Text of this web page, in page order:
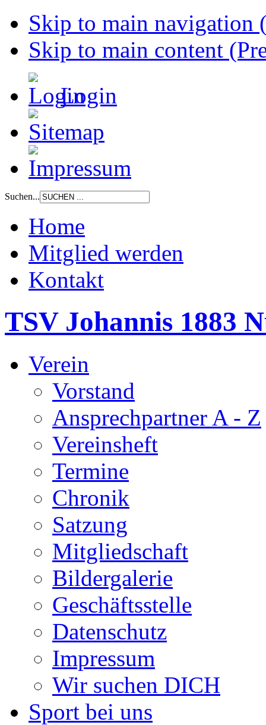
Skip to main navigation
Skip to main content
Login
Suchen...
Home
Mitglied werden
Kontakt
TSV Johannis 1883
Verein
Vorstand
Ansprechpartner A - Z
Vereinsheft
Termine
Chronik
Satzung
Mitgliedschaft
Bildergalerie
Geschäftsstelle
Datenschutz
Impressum
Wir suchen DICH
Sport bei uns